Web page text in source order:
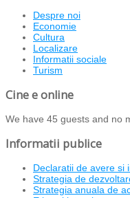
Despre noi
Economie
Cultura
Localizare
Informatii sociale
Turism
Cine e online
We have 45 guests and no
Informatii publice
Declaratii de avere si
Strategia de
Strategia anuala de